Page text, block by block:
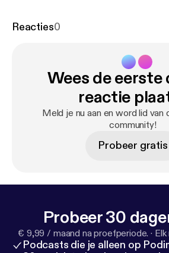
Reacties0
Wees de eerste
reactie
Meld je nu aan en word lid van
community!
Probeer gratis
Probeer 30
€ 9,99 / maand na proefperiode. ·
Podcasts die je alleen op